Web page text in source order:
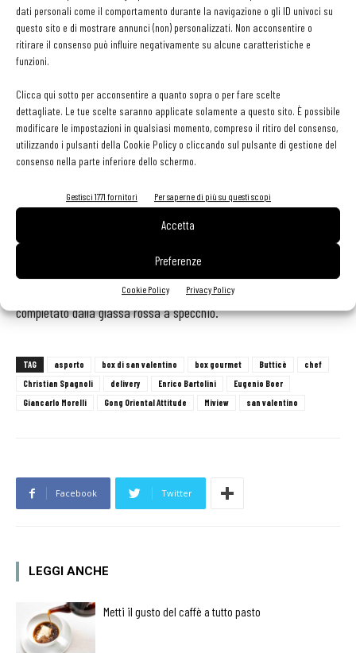
dati personali come il comportamento durante la navigazione o gli ID univoci su
questo sito e di mostrare annunci (non) personalizzati. Non acconsentire o
ritirare il consenso può influire negativamente su alcune caratteristiche e
funzioni.
Clicca qui sotto per acconsentire a quanto sopra o per fare scelte
dettagliate. Le tue scelte saranno applicate solamente a questo sito. È possibile
modificare le impostazioni in qualsiasi momento, compreso il ritiro del consenso,
utilizzando i pulsanti della Cookie Policy o cliccando sul pulsante di gestione del
consenso nella parte inferiore dello schermo.
Gestisci 1771 fornitori Per saperne di più su questi scopi
Accetta
Preferenze
Cookie Policy Privacy Policy
completare i piatti con il tocco finale e una bottiglia di
Krug Grande Cuvée 168ème Édition, un grembiule Krug e il
libro Krug x Onion “I gotta peelin'”
Per chi invece a San Valentino non potendo viaggiare volesse farlo
almeno con i piatti,Milano offre anche alternative etniche
come la proposta del ristorante cinese
Gong Oriental Attitude
(quest’anno 12 febbraio) con San Valentino,offre l’asporto dal
menu alla carta arricchito, per l’occasione, da uno
speciale dolce a forma di cuore:
mandorla, colorata dall’estratto di succo di lampone con biscotto,
vaniglia naturale e un inserto di confettura al lampone il tutto
completato dalla glassa rossa a specchio.
TAG asporto box di san valentino box gourmet Butticè
chef
Christian Spagnoli
delivery Enrico Bartolini
Eugenio Boer
Giancarlo Morelli
Gong Oriental Attitude Miview san valentino
Facebook Twitter
LEGGI ANCHE
Metti il gusto del caffè a tutto pasto